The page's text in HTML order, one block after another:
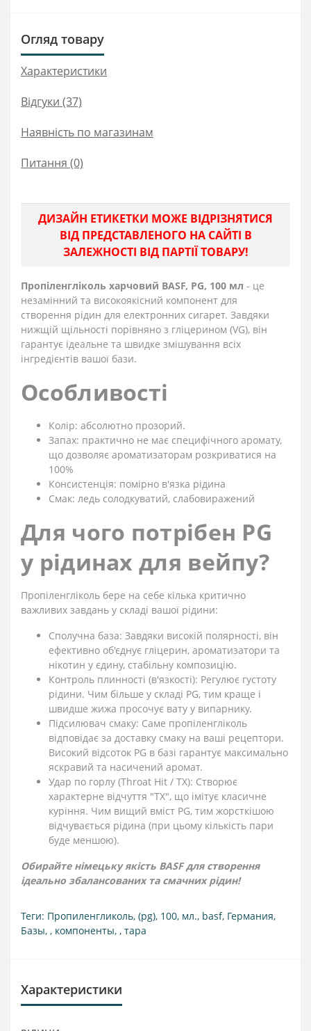
Огляд товару
Характеристики
Відгуки (37)
Наявність по магазинам
Питання (0)
ДИЗАЙН ЕТИКЕТКИ МОЖЕ ВІДРІЗНЯТИСЯ
ВІД ПРЕДСТАВЛЕНОГО НА САЙТІ В
ЗАЛЕЖНОСТІ ВІД ПАРТІЇ ТОВАРУ!
Пропіленгліколь харчовий BASF, PG, 100 мл - це
незамінний та високоякісний компонент для
створення рідин для електронних сигарет. Завдяки
нижщій щільності порівняно з гліцерином (VG), він
гарантує ідеальне та швидке змішування всіх
інгредієнтів вашої бази.
Особливості
Колір: абсолютно прозорий.
Запах: практично не має специфічного аромату,
що дозволяє ароматизаторам розкриватися на
100%
Консистенція: помірно в'язка рідина
Смак: ледь солодкуватий, слабовиражений
Для чого потрібен PG
у рідинах для вейпу?
Пропіленгліколь бере на себе кілька критично
важливих завдань у складі вашої рідини:
Сполучна база: Завдяки високій полярності, він
ефективно об'єднує гліцерин, ароматизатори та
нікотин у єдину, стабільну композицію.
Контроль плинності (в'язкості): Регулює густоту
рідини. Чим більше у складі PG, тим краще і
швидше жижа просочує вату у випарнику.
Підсилювач смаку: Саме пропіленгліколь
відповідає за доставку смаку на ваші рецептори.
Високий відсоток PG в базі гарантує максимально
яскравий та насичений аромат.
Удар по горлу (Throat Hit / ТХ): Створює
характерне відчуття "ТХ", що імітує класичне
куріння. Чим вищий вміст PG, тим жорсткішою
відчувається рідина (при цьому кількість пари
буде меншою).
Обирайте німецьку якість BASF для створення
ідеально збалансованих та смачних рідин!
Теги: Пропиленгликоль, (pg), 100, мл., basf, Германия,
Базы, , компоненты, , тара
Характеристики